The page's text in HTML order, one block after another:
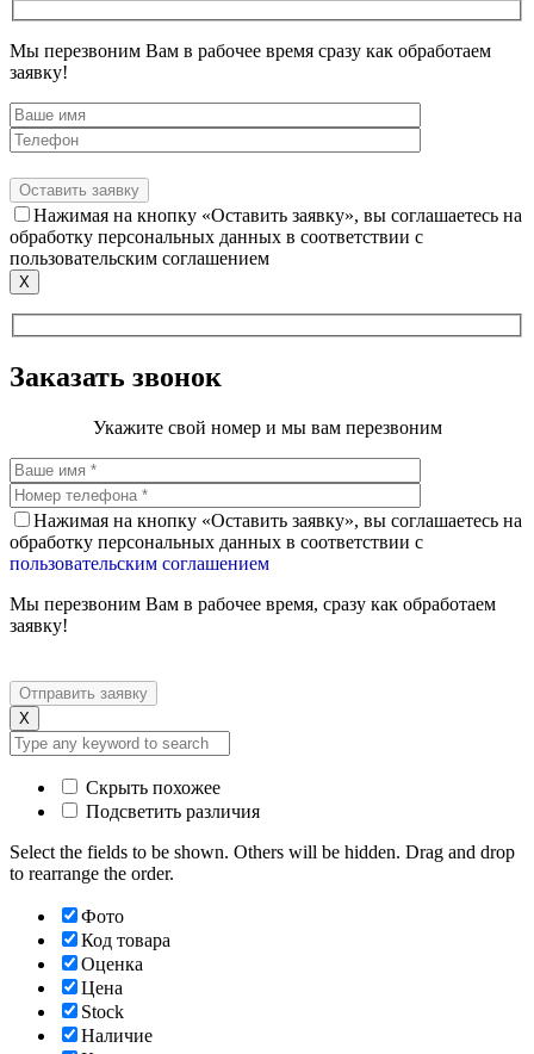
Мы перезвоним Вам в рабочее время сразу как обработаем
заявку!
Нажимая на кнопку «Оставить заявку», вы соглашаетесь на
обработку персональных данных в соответствии с
пользовательским соглашением
X
Заказать звонок
Укажите свой номер и мы вам перезвоним
Нажимая на кнопку «Оставить заявку», вы соглашаетесь на
обработку персональных данных в соответствии с
пользовательским соглашением
Мы перезвоним Вам в рабочее время, сразу как обработаем
заявку!
X
Скрыть похожее
Подсветить различия
Select the fields to be shown. Others will be hidden. Drag and drop
to rearrange the order.
Фото
Код товара
Оценка
Цена
Stock
Наличие